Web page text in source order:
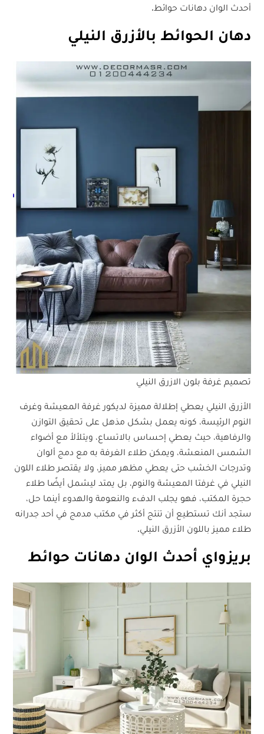
أحدث الوان دهانات حوائط.
دهان الحوائط بالأزرق النيلي
تصميم غرفة بلون الازرق النيلي
الأزرق النيلي يعطي إطلالة مميزة لديكور غرفة المعيشة وغرف
النوم الرئيسة، كونه يعمل بشكل مذهل على تحقيق التوازن
والرفاهية، حيث يعطي إحساس بالاتساع، ويتلألأ مع أضواء
الشمس المنعشة، ويمكن طلاء الغرفة به مع دمج ألوان
وتدرجات الخشب حتى يعطي مظهر مميز، ولا يقتصر طلاء اللون
النيلي في غرفتا المعيشة والنوم، بل يمتد ليشمل أيضًا طلاء
حجرة المكتب، فهو يجلب الدفء والنعومة والهدوء أينما حل،
ستجد أنك تستطيع أن تنتج أكثر في مكتب مدمج في أحد جدرانه
طلاء مميز باللون الأزرق النيلي.
بريزواي أحدث الوان دهانات حوائط